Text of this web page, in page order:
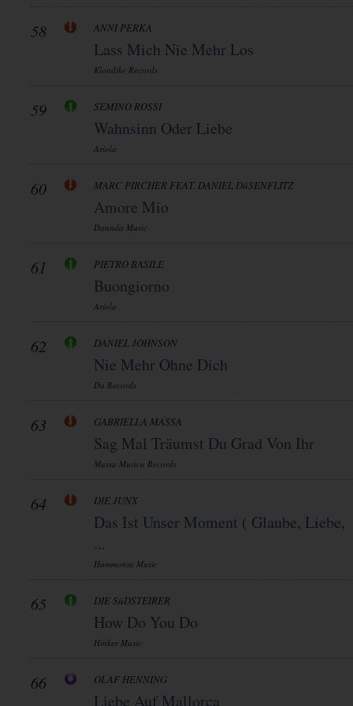
58 ANNI PERKA
Lass Mich Nie Mehr Los
Klondike Records
59 SEMINO ROSSI
Wahnsinn Oder Liebe
Ariola
60 MARC PIRCHER FEAT. DANIEL DüSENFLITZ
Amore Mio
Dannda Music
61 PIETRO BASILE
Buongiorno
Ariola
62 DANIEL JOHNSON
Nie Mehr Ohne Dich
Da Records
63 GABRIELLA MASSA
Sag Mal Träumst Du Grad Von Ihr
Massa Musica Records
64 DIE JUNX
Das Ist Unser Moment ( Glaube, Liebe,
...
Hammonia Music
65 DIE SüDSTEIRER
How Do You Do
Hinker Music
66 OLAF HENNING
Liebe Auf Mallorca